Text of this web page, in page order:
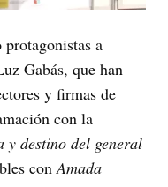
a
Gabás, que han
y firmas de
con la
y destino del general
con Amada